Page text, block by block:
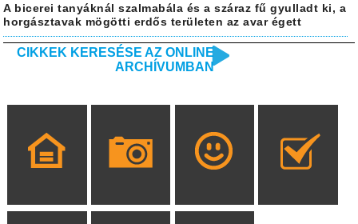
A bicerei tanyáknál szalmabála és a száraz fű gyulladt ki, a
horgásztavak mögötti erdős területen az avar égett
CIKKEK KERESÉSE AZ ONLINE
ARCHÍVUMBAN